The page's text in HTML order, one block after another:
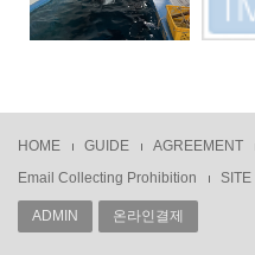
HOME GUIDE AGREEMENT
Email Collecting Prohibition
ADMIN 온라인결제